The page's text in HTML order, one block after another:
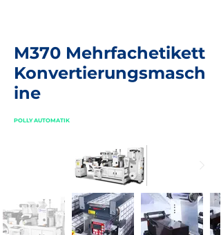
M370 Mehrfachetikett
Konvertierungsmasch
ine
POLLY AUTOMATIK